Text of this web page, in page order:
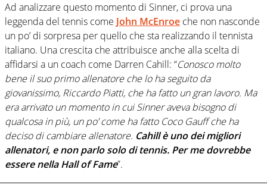
Ad analizzare questo momento di Sinner, ci prova una
leggenda del tennis come John McEnroe che non nasconde
un po’ di sorpresa per quello che sta realizzando il tennista
italiano. Una crescita che attribuisce anche alla scelta di
affidarsi a un coach come Darren Cahill: “Conosco molto
bene il suo primo allenatore che lo ha seguito da
giovanissimo, Riccardo Piatti, che ha fatto un gran lavoro. Ma
era arrivato un momento in cui Sinner aveva bisogno di
qualcosa in più, un po’ come ha fatto Coco Gauff che ha
deciso di cambiare allenatore. Cahill è uno dei migliori
allenatori, e non parlo solo di tennis. Per me dovrebbe
essere nella Hall of Fame”.